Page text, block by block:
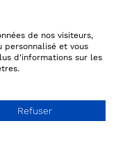
de nos visiteurs,
et vous
d'informations sur les
Refuser